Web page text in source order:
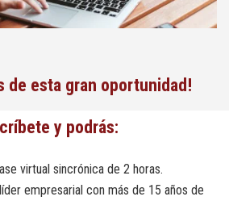
de esta gran oportunidad!
y podrás:
virtual sincrónica de 2 horas.
empresarial con más de 15 años de